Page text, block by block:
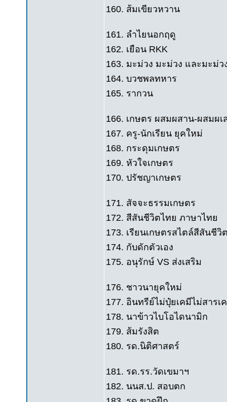
160. ส้มเขียวหวาน
161. ลำไยนอกฤดู
162. เยือน RKK
163. มะม่วง มะม่วง และมะม่ว
164. บวชพลทหาร
165. รากวน
166. เกษตร ผสมผสาน-ผสมผเ
167. ครู-นักเรียน ยุคใหม่
168. กระดุมเกษตร
169. หัวใจเกษตร
170. ปรัชญาเกษตร
171. สัจจะธรรมเกษตร
172. สีสันชีวิตไทย ภาษาไทย
173. เรียนเกษตรสไตล์สีสันชีวิ
174. กับดักตัวเอง
175. อนุรักษ์ VS ส่งเสริม
176. ชาวนายุคใหม่
177. อินทรีย์ไม่ปุ๋ยเคมีไม่สารเ
178. นาข้าวไบโอไดนามิก
179. ส้มรังสิต
180. รด.นิติศาสตร์
181. รด.รร.วัดเขมาฯ
182. นนส.ป. สอบตก